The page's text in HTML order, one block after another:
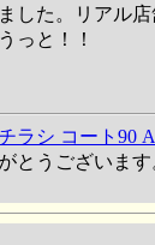
した。リアル
っと！！
ラシ コート90
とうございます